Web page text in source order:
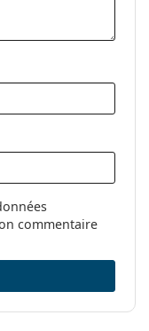
commentaire